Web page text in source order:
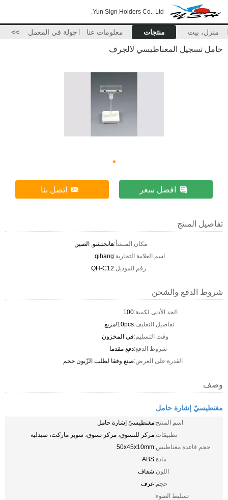
Yun Sign Holders Co., Ltd.
منزل، بيت منتجات معلومات عنا جولة في المعمل >>
حامل تسجيل المغناطيسي لالجرف
افضل سعر اتصل بنا
تفاصيل المنتج
مكان المنشأ:هانجتشو, الصين
اسم العلامة التجارية:qihang
رقم الموديل:QH-C12
شروط الدفع والشحن
الحد الأدنى لكمية:100
تفاصيل التغليف:10pcs/مربع
وقت التسليم:في المخزون
شروط الدفع:دفع مقدما
القدرة على العرض:صنع وفقا لطلب الزّبون حجم
وصف
مغنطيسيّ إشارة حامل
اسم المنتج:مغنطيسيّ إشارة حامل
تطبيقات:مركز للتسوق، مركز تسوق، سوبر ماركت، صيدلية
حجم قاعدة مغناطيس:50x45x10mm
مادة:ABS
اللون:شفاف
حجم:عرف
تسليط الضوء: